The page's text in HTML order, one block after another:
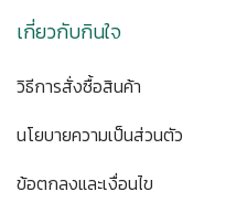
เกี่ยวกับกินใจ
วิธีการสั่งซื้อสินค้า
นโยบายความเป็นส่วนตัว
ข้อตกลงและเงื่อนไข